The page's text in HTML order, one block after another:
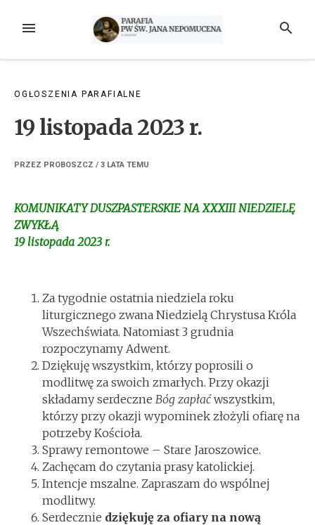
MENU SZUKAJ
OGŁOSZENIA PARAFIALNE
19 listopada 2023 r.
PRZEZ PROBOSZCZ / 3 LATA TEMU
KOMUNIKATY DUSZPASTERSKIE NA XXXIII NIEDZIELĘ
ZWYKŁĄ
19 listopada 2023 r.
Za tygodnie ostatnia niedziela roku
liturgicznego zwana Niedzielą Chrystusa Króla
Wszechświata. Natomiast 3 grudnia
rozpoczynamy Adwent.
Dziękuję wszystkim, którzy poprosili o
modlitwę za swoich zmarłych. Przy okazji
składamy serdeczne Bóg zapłaćwszystkim,
którzy przy okazji wypominek złożyli ofiarę na
potrzeby Kościoła.
Sprawy remontowe – Stare Jaroszowice.
Zachęcam do czytania prasy katolickiej.
Intencje mszalne. Zapraszam do wspólnej
modlitwy.
Serdecznie dziękuję za ofiary na nową